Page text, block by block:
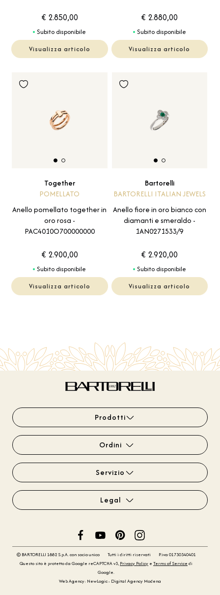
€ 2.850,00
Subito disponibile
Visualizza articolo
€ 2.880,00
Subito disponibile
Visualizza articolo
Together
POMELLATO
Anello pomellato together in
oro rosa -
PAC4010O700000000
€ 2.900,00
Subito disponibile
Visualizza articolo
Bartorelli
BARTORELLI ITALIAN JEWELS
Anello fiore in oro bianco con
diamanti e smeraldo -
1AN0271533/9
€ 2.920,00
Subito disponibile
Visualizza articolo
Prodotti
Ordini
Servizio
Legal
© BARTORELLI 1882 S.p.A. con socio unico Tutti i diritti riservati
P.iva 01730340401
Questo sito è protetto da Google reCAPTCHA v3, Privacy Policy e Terms of Service di
Google.
Web Agency: NewLogic - Digital Agency Modena